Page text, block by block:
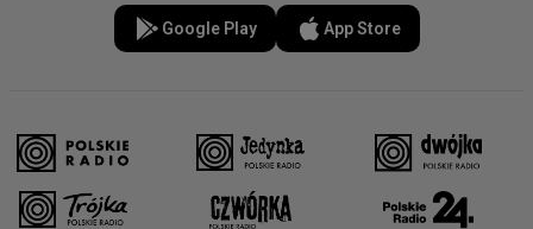
Google Play App Store